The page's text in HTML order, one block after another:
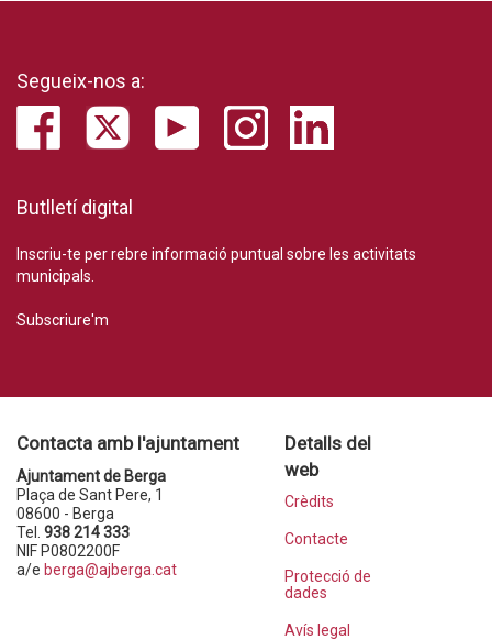
Segueix-nos a:
Butlletí digital
Inscriu-te per rebre informació puntual sobre les activitats
municipals.
Subscriure'm
Contacta amb l'ajuntament
Ajuntament de Berga
Plaça de Sant Pere, 1
08600 - Berga
Tel. 938 214 333
NIF P0802200F
a/e berga@ajberga.cat
Detalls del
web
Crèdits
Contacte
Protecció de
dades
Avís legal